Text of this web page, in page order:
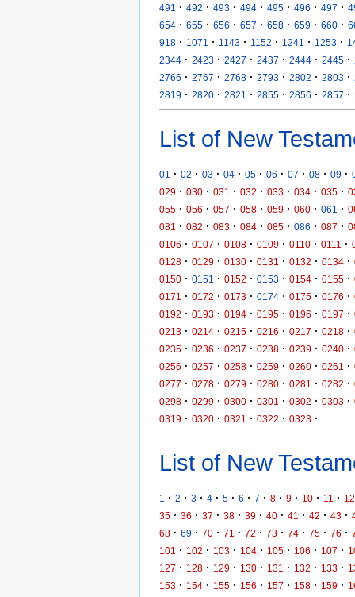
491
· 492 · 493 · 494 · 495 · 496 · 497 ·
654 · 655 · 656 · 657 · 658 · 659 · 660 ·
918 · 1071 · 1143 · 1152 · 1241 · 1253 ·
2344 · 2423 · 2427 · 2437 · 2444 · 2445 ·
2766 · 2767 · 2768 · 2793 · 2802 · 2803 ·
2819 · 2820 · 2821 · 2855 · 2856 · 2857 ·
List of New
01 · 02 · 03 · 04 · 05 · 06 · 07 · 08 · 09 ·
029 · 030 · 031 · 032 · 033 · 034 · 035 ·
055 · 056 · 057 · 058 · 059 · 060 · 061 ·
081
· 082 · 083 · 084 · 085 · 086 · 087 ·
0106 · 0107 · 0108 · 0109 · 0110 · 0111 ·
0128 · 0129 · 0130 · 0131 · 0132 · 0134 ·
0150 · 0151 · 0152 · 0153 · 0154 · 0155 ·
0171
· 0172 · 0173 · 0174 · 0175 · 0176 ·
0192 · 0193 · 0194 · 0195 · 0196 · 0197 ·
0213 · 0214 · 0215 · 0216 · 0217 · 0218 ·
0235 · 0236 · 0237 · 0238 · 0239 · 0240 ·
0256 · 0257 · 0258 · 0259 · 0260 · 0261 ·
0277 · 0278 · 0279 · 0280 · 0281 · 0282 ·
0298 · 0299 · 0300 · 0301 · 0302 · 0303 ·
0319 · 0320 · 0321 · 0322 · 0323 ·
List of New
1 · 2 · 3 · 4 · 5 · 6 · 7 · 8 · 9 · 10 · 11 · 12
35 · 36 · 37 · 38 · 39 · 40 · 41 · 42 · 43 ·
68 · 69 · 70 · 71 · 72 · 73 · 74 · 75 · 76 ·
101
· 102 · 103 · 104 · 105 · 106 · 107 ·
127 · 128 · 129 · 130 · 131 · 132 · 133 ·
153 · 154 · 155 · 156 · 157 · 158 · 159 ·